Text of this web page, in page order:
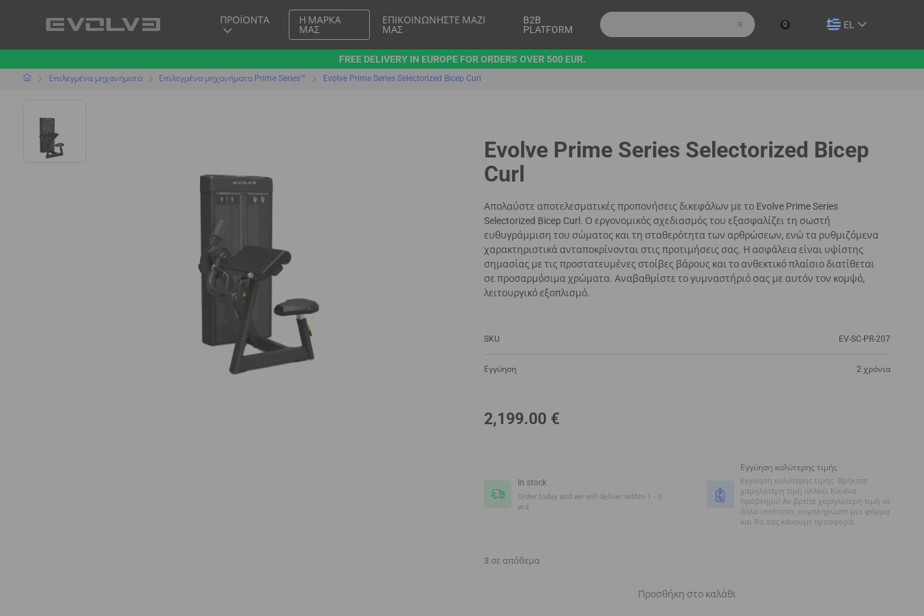
ΠΡΟΪΌΝΤΑ
Η ΜΆΡΚΑ
ΜΑΣ
ΕΠΙΚΟΙΝΩΝΉΣΤΕ ΜΑΖΊ
ΜΑΣ
B2B
PLATFORM
0 EL
FREE DELIVERY IN EUROPE FOR ORDERS OVER 500 EUR.
Επιλεγμένα μηχανήματα Επιλεγμένα μηχανήματα Prime Series™ Evolve Prime Series Selectorized Bicep Curl
Evolve Prime Series Selectorized Bicep
Curl
Απολαύστε αποτελεσματικές προπονήσεις δικεφάλων με το Evolve Prime Series
Selectorized Bicep Curl. Ο εργονομικός σχεδιασμός του εξασφαλίζει τη σωστή
ευθυγράμμιση του σώματος και τη σταθερότητα των αρθρώσεων, ενώ τα ρυθμιζόμενα
χαρακτηριστικά ανταποκρίνονται στις προτιμήσεις σας. Η ασφάλεια είναι υψίστης
σημασίας με τις προστατευμένες στοίβες βάρους και το ανθεκτικό πλαίσιο διατίθεται
σε προσαρμόσιμα χρώματα. Αναβαθμίστε το γυμναστήριό σας με αυτόν τον κομψό,
λειτουργικό εξοπλισμό.
SKU EV-SC-PR-207
Εγγύηση 2 χρόνια
2,199.00 €
In stock
Order today and we will deliver within 1 - 3
w.d.
Εγγύηση καλύτερης τιμής
Εγγύηση καλύτερης τιμής. Βρήκατε
χαμηλότερη τιμή αλλού; Κανένα
πρόβλημα! Αν βρείτε χαμηλότερη τιμή σε
άλλο ιστότοπο, συμπληρώστε μια φόρμα
και θα σας κάνουμε προσφορά.
3 σε απόθεμα
Προσθήκη στο καλάθι